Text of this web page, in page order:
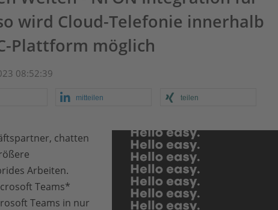
wird Cloud-Telefonie innerhalb
Plattform möglich
08:52:39
mitteilen teilen
chatten
Arbeiten.
Teams*
Teams in nur